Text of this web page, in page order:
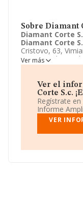
Sobre Diamant
Diamant Corte
Diamant Corte
Cristovo, 63,
su principal
terrenos.
Ver más
Ver el
Corte S.c.
Regístrate
Informe
VER